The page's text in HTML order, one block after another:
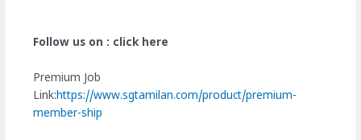
Follow us on : click here
Premium Job
Link:https://www.sgtamilan.com/product/premium-
member-ship